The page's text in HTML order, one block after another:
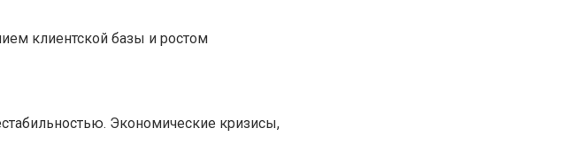
клиентской базы и ростом
Экономические кризисы,